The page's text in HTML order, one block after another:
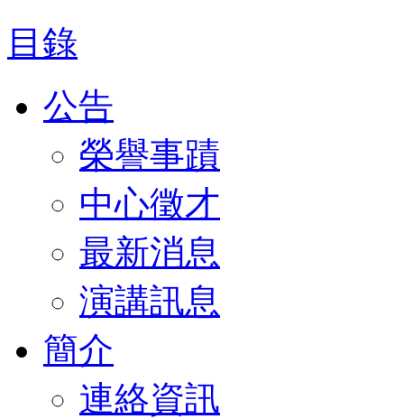
目錄
公告
榮譽事蹟
中心徵才
最新消息
演講訊息
簡介
連絡資訊